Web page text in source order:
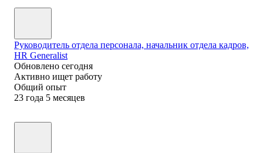
Руководитель отдела персонала, начальник отдела кадров,
HR Generalist
Обновлено сегодня
Активно ищет работу
Общий опыт
23 года 5 месяцев